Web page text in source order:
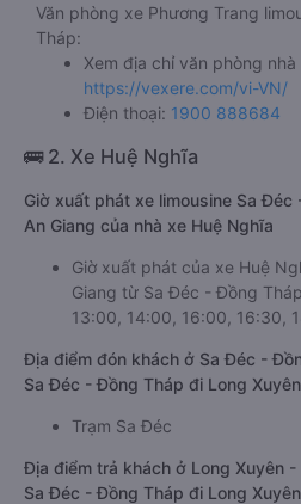
Văn phòng xe Phương Trang
Tháp:
Xem địa chỉ văn phòng
https://vexere.com/vi-VN/
Điện thoại: 1900 888684
🚌 2. Xe Huệ Nghĩa
Giờ xuất phát xe limousine Sa
An Giang của nhà xe Huệ Nghĩa
Giờ xuất phát của xe Huệ
Giang từ Sa Đéc - Đồng
13:00, 14:00, 16:00, 16:30,
Địa điểm đón khách ở Sa Đéc -
Sa Đéc - Đồng Tháp đi Long
Trạm Sa Đéc
Địa điểm trả khách ở Long Xuyên -
Sa Đéc - Đồng Tháp đi Long